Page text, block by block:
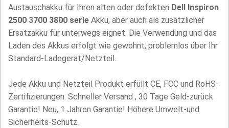
Austauschakku für Ihren alten oder defekten Dell Inspiron
2500 3700 3800 serie Akku, aber auch als zusätzlicher
Ersatzakku für unterwegs eignet. Die Verwendung und das
Laden des Akkus erfolgt wie gewohnt, problemlos über Ihr
Standard-Ladegerät/Netzteil.
Jede Akku und Netzteil Produkt erfüllt CE, FCC und RoHS-
Zertifizierungen. Schneller Versand , 30 Tage Geld-zurück
Garantie! Neu, 1 Jahren Garantie! Höhere Umwelt-und
Sicherheits-Schutz.